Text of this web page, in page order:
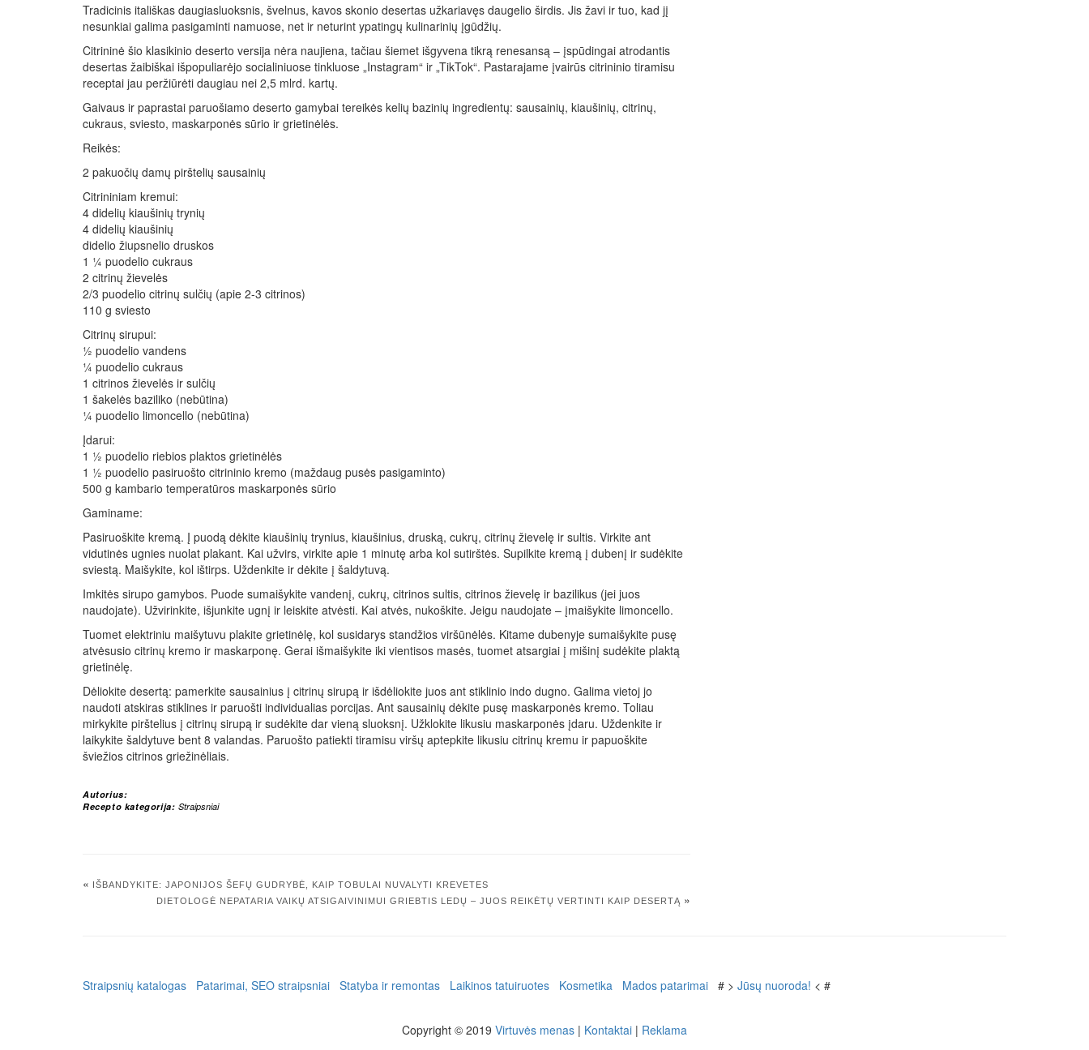
Tradicinis itališkas daugiasluoksnis, švelnus, kavos skonio desertas užkariavęs daugelio širdis. Jis žavi ir tuo, kad jį
nesunkiai galima pasigaminti namuose, net ir neturint ypatingų kulinarinių įgūdžių.
Citrininė šio klasikinio deserto versija nėra naujiena, tačiau šiemet išgyvena tikrą renesansą – įspūdingai atrodantis
desertas žaibiškai išpopuliarėjo socialiniuose tinkluose „Instagram“ ir „TikTok“. Pastarajame įvairūs citrininio tiramisu
receptai jau peržiūrėti daugiau nei 2,5 mlrd. kartų.
Gaivaus ir paprastai paruošiamo deserto gamybai tereikės kelių bazinių ingredientų: sausainių, kiaušinių, citrinų,
cukraus, sviesto, maskarponės sūrio ir grietinėlės.
Reikės:
2 pakuočių damų pirštelių sausainių
Citrininiam kremui:
4 didelių kiaušinių trynių
4 didelių kiaušinių
didelio žiupsnelio druskos
1 ¼ puodelio cukraus
2 citrinų žievelės
2/3 puodelio citrinų sulčių (apie 2-3 citrinos)
110 g sviesto
Citrinų sirupui:
½ puodelio vandens
¼ puodelio cukraus
1 citrinos žievelės ir sulčių
1 šakelės baziliko (nebūtina)
¼ puodelio limoncello (nebūtina)
Įdarui:
1 ½ puodelio riebios plaktos grietinėlės
1 ½ puodelio pasiruošto citrininio kremo (maždaug pusės pasigaminto)
500 g kambario temperatūros maskarponės sūrio
Gaminame:
Pasiruoškite kremą. Į puodą dėkite kiaušinių trynius, kiaušinius, druską, cukrų, citrinų žievelę ir sultis. Virkite ant
vidutinės ugnies nuolat plakant. Kai užvirs, virkite apie 1 minutę arba kol sutirštės. Supilkite kremą į dubenį ir sudėkite
sviestą. Maišykite, kol ištirps. Uždenkite ir dėkite į šaldytuvą.
Imkitės sirupo gamybos. Puode sumaišykite vandenį, cukrų, citrinos sultis, citrinos žievelę ir bazilikus (jei juos
naudojate). Užvirinkite, išjunkite ugnį ir leiskite atvėsti. Kai atvės, nukoškite. Jeigu naudojate – įmaišykite limoncello.
Tuomet elektriniu maišytuvu plakite grietinėlę, kol susidarys standžios viršūnėlės. Kitame dubenyje sumaišykite pusę
atvėsusio citrinų kremo ir maskarponę. Gerai išmaišykite iki vientisos masės, tuomet atsargiai į mišinį sudėkite plaktą
grietinėlę.
Dėliokite desertą: pamerkite sausainius į citrinų sirupą ir išdėliokite juos ant stiklinio indo dugno. Galima vietoj jo
naudoti atskiras stiklines ir paruošti individualias porcijas. Ant sausainių dėkite pusę maskarponės kremo. Toliau
mirkykite pirštelius į citrinų sirupą ir sudėkite dar vieną sluoksnį. Užklokite likusiu maskarponės įdaru. Uždenkite ir
laikykite šaldytuve bent 8 valandas. Paruošto patiekti tiramisu viršų aptepkite likusiu citrinų kremu ir papuoškite
šviežios citrinos griežinėliais.
Autorius:
Recepto kategorija: Straipsniai
« IŠBANDYKITE: JAPONIJOS ŠEFŲ GUDRYBĖ, KAIP TOBULAI NUVALYTI KREVETES
DIETOLOGĖ NEPATARIA VAIKŲ ATSIGAIVINIMUI GRIEBTIS LEDŲ – JUOS REIKĖTŲ VERTINTI KAIP DESERTĄ »
Straipsnių katalogas Patarimai, SEO straipsniai Statyba ir remontas Laikinos tatuiruotes Kosmetika Mados patarimai # > Jūsų nuoroda! < #
Copyright © 2019 Virtuvės menas | Kontaktai | Reklama